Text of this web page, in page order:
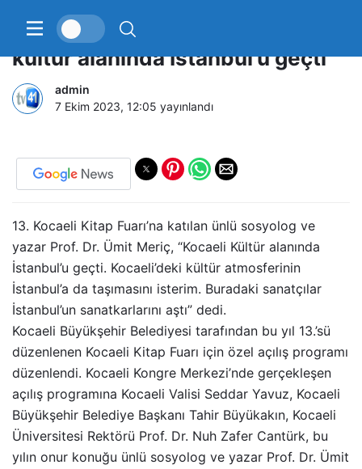
Ünlü yazar Ümit Meriç: “Kocaeli
kültür alanında İstanbul’u geçti”
admin
7 Ekim 2023, 12:05 yayınlandı
13. Kocaeli Kitap Fuarı’na katılan ünlü sosyolog ve
yazar Prof. Dr. Ümit Meriç, “Kocaeli Kültür alanında
İstanbul’u geçti. Kocaeli’deki kültür atmosferinin
İstanbul’a da taşımasını isterim. Buradaki sanatçılar
İstanbul’un sanatkarlarını aştı” dedi.
Kocaeli Büyükşehir Belediyesi tarafından bu yıl 13.’sü
düzenlenen Kocaeli Kitap Fuarı için özel açılış programı
düzenlendi. Kocaeli Kongre Merkezi’nde gerçekleşen
açılış programına Kocaeli Valisi Seddar Yavuz, Kocaeli
Büyükşehir Belediye Başkanı Tahir Büyükakın, Kocaeli
Üniversitesi Rektörü Prof. Dr. Nuh Zafer Cantürk, bu
yılın onur konuğu ünlü sosyolog ve yazar Prof. Dr. Ümit